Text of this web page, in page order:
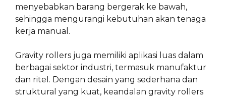
menyebabkan barang bergerak ke bawah,
sehingga mengurangi kebutuhan akan tenaga
kerja manual.
Gravity rollers juga memiliki aplikasi luas dalam
berbagai sektor industri, termasuk manufaktur
dan ritel. Dengan desain yang sederhana dan
struktural yang kuat, keandalan gravity rollers